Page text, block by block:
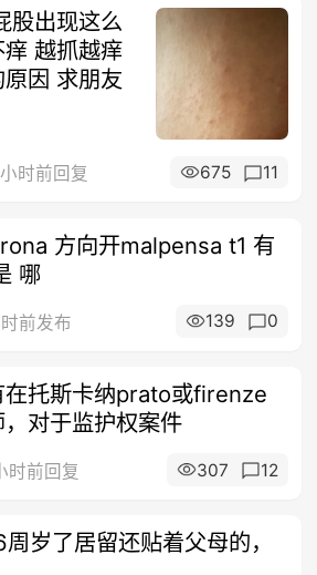
股出现这么
越抓越痒
因 求朋友
时前回复 675 11
方向开malpensa t1 有
哪
前发布 139 0
在托斯卡纳prato或firenze
对于监护权案件
时前回复 307 12
岁了居留还贴着父母的，